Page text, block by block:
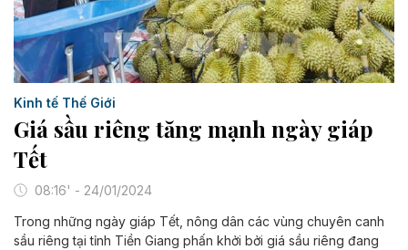
Kinh tế Thế Giới
Giá sầu riêng tăng mạnh ngày giáp
Tết
08:16' - 24/01/2024
Trong những ngày giáp Tết, nông dân các vùng chuyên canh
sầu riêng tại tỉnh Tiền Giang phấn khởi bởi giá sầu riêng đang